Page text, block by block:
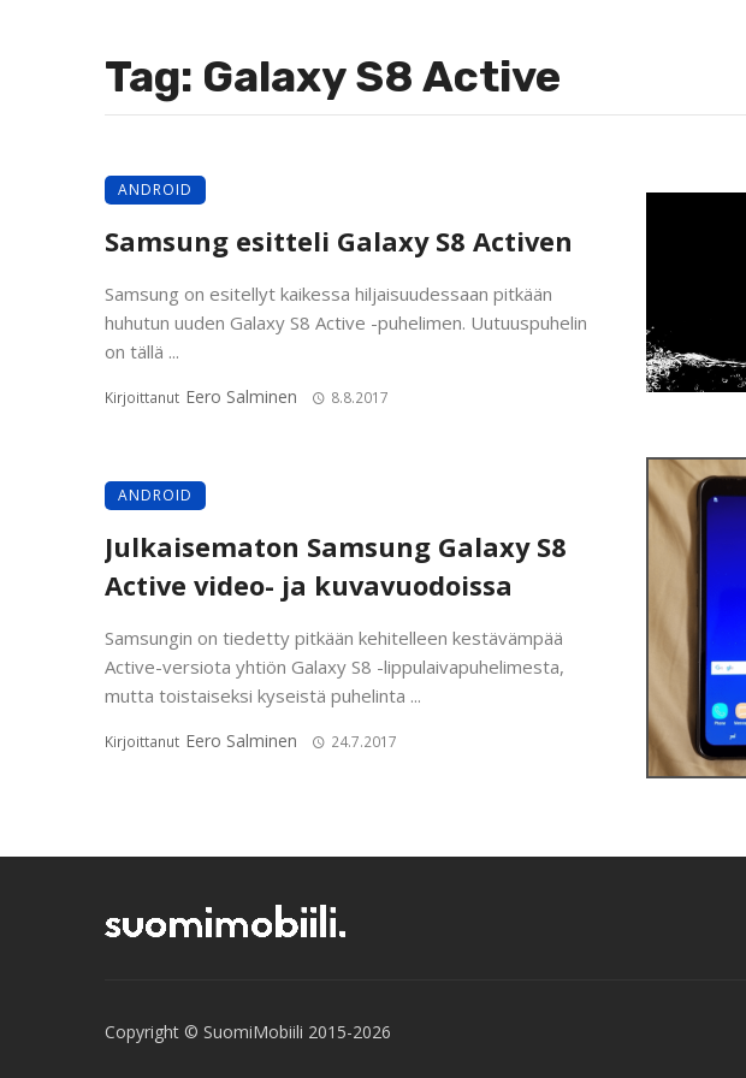
Tag: Galaxy S8 Active
ANDROID
Samsung esitteli Galaxy S8 Activen
Samsung on esitellyt kaikessa hiljaisuudessaan pitkään
huhutun uuden Galaxy S8 Active -puhelimen. Uutuuspuhelin
on tällä ...
Kirjoittanut Eero Salminen 8.8.2017
ANDROID
Julkaisematon Samsung Galaxy S8
Active video- ja kuvavuodoissa
Samsungin on tiedetty pitkään kehitelleen kestävämpää
Active-versiota yhtiön Galaxy S8 -lippulaivapuhelimesta,
mutta toistaiseksi kyseistä puhelinta ...
Kirjoittanut Eero Salminen 24.7.2017
Copyright © SuomiMobiili 2015-2026